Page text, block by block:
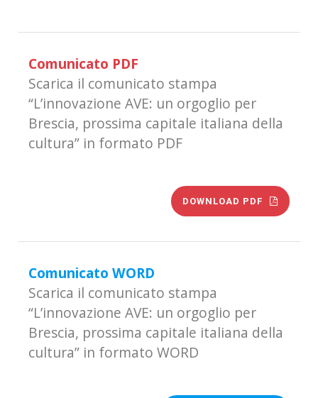
Comunicato PDF
Scarica il comunicato stampa
“L’innovazione AVE: un orgoglio per
Brescia, prossima capitale italiana della
cultura” in formato PDF
DOWNLOAD PDF
Comunicato WORD
Scarica il comunicato stampa
“L’innovazione AVE: un orgoglio per
Brescia, prossima capitale italiana della
cultura” in formato WORD